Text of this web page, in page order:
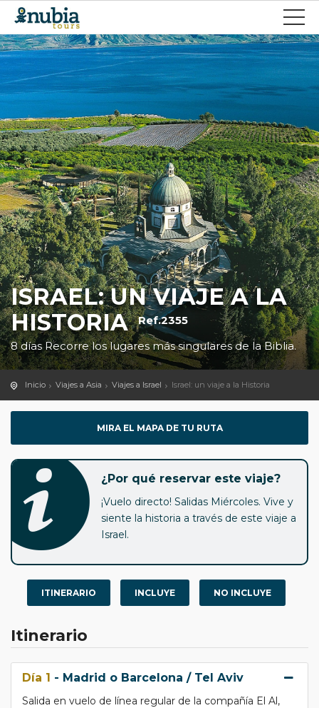
ISRAEL: UN VIAJE A LA
HISTORIA Ref.2355
8 días Recorre los lugares más singulares de la Biblia.
Inicio Viajes a Asia Viajes a Israel Israel: un viaje a la Historia
MIRA EL MAPA DE TU RUTA
¿Por qué reservar este viaje?
¡Vuelo directo! Salidas Miércoles. Vive y
siente la historia a través de este viaje a
Israel.
ITINERARIO INCLUYE NO INCLUYE
Itinerario
Día 1 - Madrid o Barcelona / Tel Aviv
Salida en vuelo de línea regular de la compañía El Al,